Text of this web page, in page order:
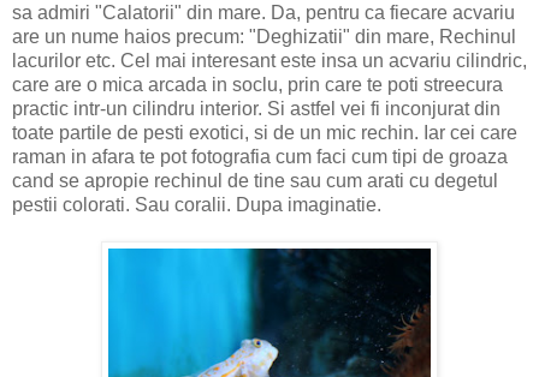
sa admiri "Calatorii" din mare. Da, pentru ca fiecare acvariu
are un nume haios precum: "Deghizatii" din mare, Rechinul
lacurilor etc. Cel mai interesant este insa un acvariu cilindric,
care are o mica arcada in soclu, prin care te poti streecura
practic intr-un cilindru interior. Si astfel vei fi inconjurat din
toate partile de pesti exotici, si de un mic rechin. Iar cei care
raman in afara te pot fotografia cum faci cum tipi de groaza
cand se apropie rechinul de tine sau cum arati cu degetul
pestii colorati. Sau coralii. Dupa imaginatie.